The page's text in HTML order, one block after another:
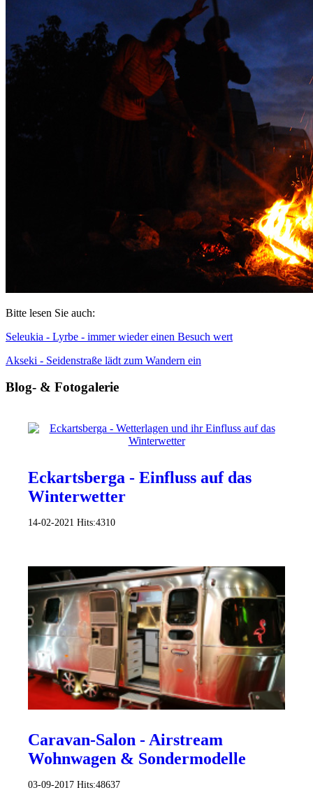
Bitte lesen Sie auch:
Seleukia - Lyrbe - immer wieder einen Besuch wert
Akseki - Seidenstraße lädt zum Wandern ein
Blog- & Fotogalerie
Eckartsberga - Einfluss auf das
Winterwetter
14-02-2021 Hits:4310
Caravan-Salon - Airstream
Wohnwagen & Sondermodelle
03-09-2017 Hits:48637